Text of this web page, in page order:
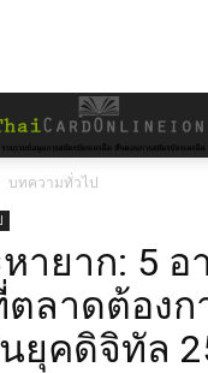
บทความทั่วไป
ายาก: 5 อ
ลาดต้องก
ยุคดิจิทัล